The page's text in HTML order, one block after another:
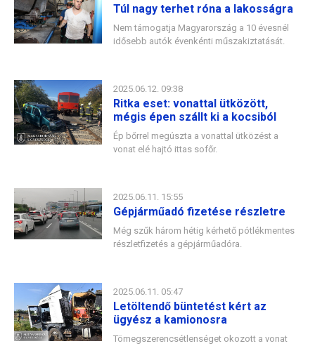
Túl nagy terhet róna a lakosságra
Nem támogatja Magyarország a 10 évesnél
idősebb autók évenkénti műszakiztatását.
2025.06.12. 09:38
Ritka eset: vonattal ütközött,
mégis épen szállt ki a kocsiból
Ép bőrrel megúszta a vonattal ütközést a
vonat elé hajtó ittas sofőr.
2025.06.11. 15:55
Gépjárműadó fizetése részletre
Még szűk három hétig kérhető pótlékmentes
részletfizetés a gépjárműadóra.
2025.06.11. 05:47
Letöltendő büntetést kért az
ügyész a kamionosra
Tömegszerencsétlenséget okozott a vonat